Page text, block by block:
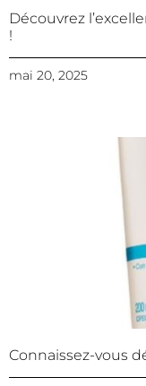
Découvrez
!
mai 20, 2025
Connaissez-vous